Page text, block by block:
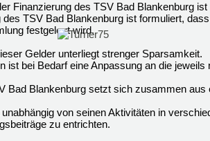
Finanzierung des TSV Bad Blankenburg
des TSV Bad Blankenburg ist formuliert,
festgelegt wird.
Gelder unterliegt strenger Sparsamkeit.
ist bei Bedarf eine Anpassung an die
Bad Blankenburg setzt sich zusammen
von seinen Aktivitäten in
zu entrichten.